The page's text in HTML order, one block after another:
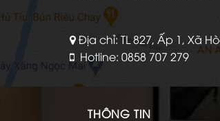
Địa chỉ: TL 827, Ấp 1, Xã
Hotline: 0858 707 279
THÔNG TIN